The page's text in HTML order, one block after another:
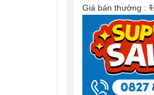
Giá bán thường :